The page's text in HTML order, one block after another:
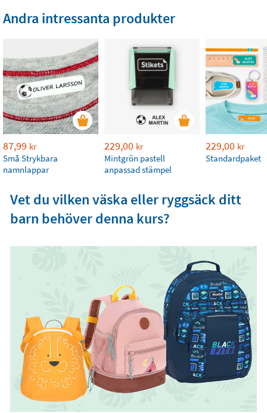
Andra intressanta produkter
87,99 kr
Små Strykbara
namnlappar
229,00 kr
Mintgrön pastell
anpassad stämpel
229,00 kr
Standardpaket
Vet du vilken väska eller ryggsäck ditt
barn behöver denna kurs?